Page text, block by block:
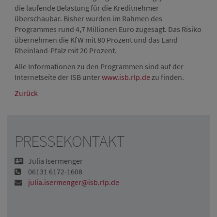
die laufende Belastung für die Kreditnehmer
überschaubar. Bisher wurden im Rahmen des
Programmes rund 4,7 Millionen Euro zugesagt. Das Risiko
übernehmen die KfW mit 80 Prozent und das Land
Rheinland-Pfalz mit 20 Prozent.
Alle Informationen zu den Programmen sind auf der
Internetseite der ISB unterwww.isb.rlp.dezu finden.
Zurück
PRESSEKONTAKT
Julia Isermenger
06131 6172-1608
julia.isermenger@isb.rlp.de